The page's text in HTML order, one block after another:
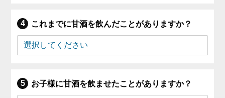
これまでに甘酒を飲んだことがありますか？
お子様に甘酒を飲ませたことがありますか？